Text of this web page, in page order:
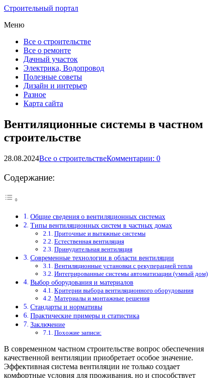
Строительный портал
Меню
Все о строительстве
Все о ремонте
Дачный участок
Электрика, Водопровод
Полезные советы
Дизайн и интерьер
Разное
Карта сайта
Вентиляционные системы в частном
строительстве
28.08.2024Все о строительствеКомментарии: 0
Содержание:
Общие сведения о вентиляционных системах
Типы вентиляционных систем в частных домах
Приточные и вытяжные системы
Естественная вентиляция
Принудительная вентиляция
Современные технологии в области вентиляции
Вентиляционные установки с рекуперацией тепла
Интегрированные системы автоматизации (умный дом)
Выбор оборудования и материалов
Критерии выбора вентиляционного оборудования
Материалы и монтажные решения
Стандарты и нормативы
Практические примеры и статистика
Заключение
Похожие записи:
В современном частном строительстве вопрос обеспечения
качественной вентиляции приобретает особое значение.
Эффективная система вентиляции не только создает
комфортные условия для проживания, но и способствует